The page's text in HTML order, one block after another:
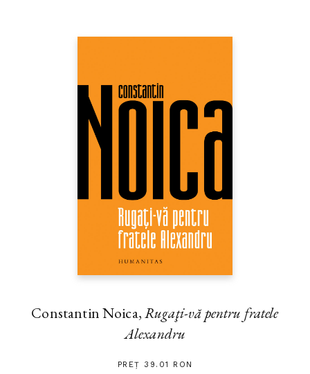
Constantin Noica,Rugaţi-vă pentru fratele
Alexandru
PREȚ 39.01 RON